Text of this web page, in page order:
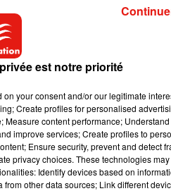
, Matthew Perry, Matt LeBlanc,
donc
ainsiJustin Bieber(qui se
6 de la saison 8, soitle
l'indique un communiqué
streaming May 27 on
est notre priorité
your consent and/or our legitimate
Create profiles for personalised
content performance;
improve services; Create profiles to
Ensure security, prevent and detect
privacy choices. These technologies
Identify devices based on
other data sources; Link different